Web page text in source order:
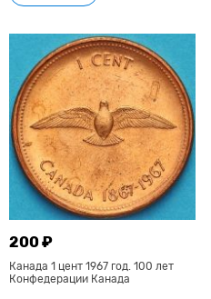
200 ₽
Канада 1 цент 1967 год. 100 лет
Конфедерации Канада